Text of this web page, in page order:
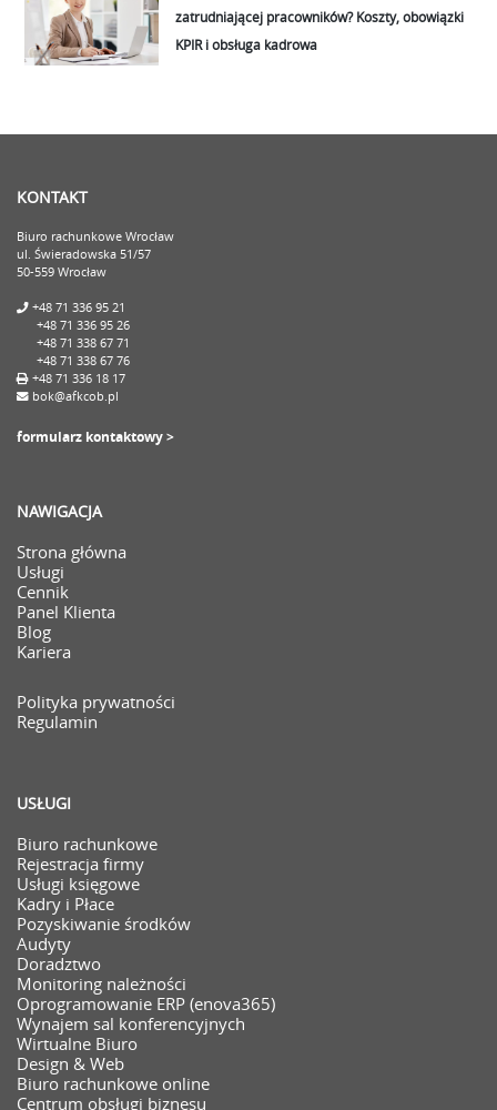
zatrudniającej pracowników? Koszty, obowiązki
KPIR i obsługa kadrowa
KONTAKT
Biuro rachunkowe Wrocław
ul. Świeradowska 51/57
50-559 Wrocław
+48 71 336 95 21
+48 71 336 95 26
+48 71 338 67 71
+48 71 338 67 76
+48 71 336 18 17
bok@afkcob.pl
formularz kontaktowy >
NAWIGACJA
Strona główna
Usługi
Cennik
Panel Klienta
Blog
Kariera
Polityka prywatności
Regulamin
USŁUGI
Biuro rachunkowe
Rejestracja firmy
Usługi księgowe
Kadry i Płace
Pozyskiwanie środków
Audyty
Doradztwo
Monitoring należności
Oprogramowanie ERP (enova365)
Wynajem sal konferencyjnych
Wirtualne Biuro
Design & Web
Biuro rachunkowe online
Centrum obsługi biznesu